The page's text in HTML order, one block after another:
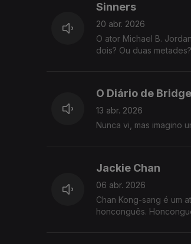
Sinners
20 abr. 2026
O ator Michael B.
dois? Ou duas
O Diário de
13 abr. 2026
Nunca vi, mas imagino
Jackie Chan
06 abr. 2026
Chan Kong-sang é um
honconguês.